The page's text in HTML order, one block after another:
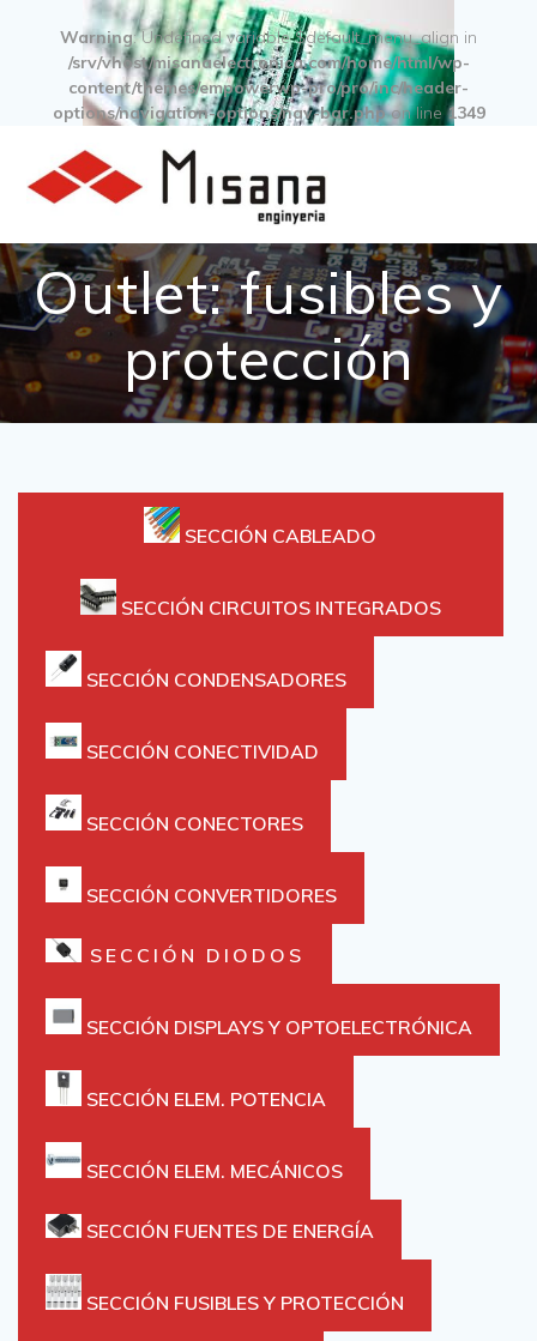
Warning: Undefined variable $default_menu_align in
/srv/vhost/misanaelectronica.com/home/html/wp-
content/themes/empowerwp-pro/pro/inc/header-
options/navigation-options/nav-bar.phpon line1349
Outlet: fusibles y
protección
SECCIÓN CABLEADO
SECCIÓN CIRCUITOS INTEGRADOS
SECCIÓN CONDENSADORES
SECCIÓN CONECTIVIDAD
SECCIÓN CONECTORES
SECCIÓN CONVERTIDORES
SECCIÓN DIODOS
SECCIÓN DISPLAYS Y OPTOELECTRÓNICA
SECCIÓN ELEM. POTENCIA
SECCIÓN ELEM. MECÁNICOS
SECCIÓN FUENTES DE ENERGÍA
SECCIÓN FUSIBLES Y PROTECCIÓN